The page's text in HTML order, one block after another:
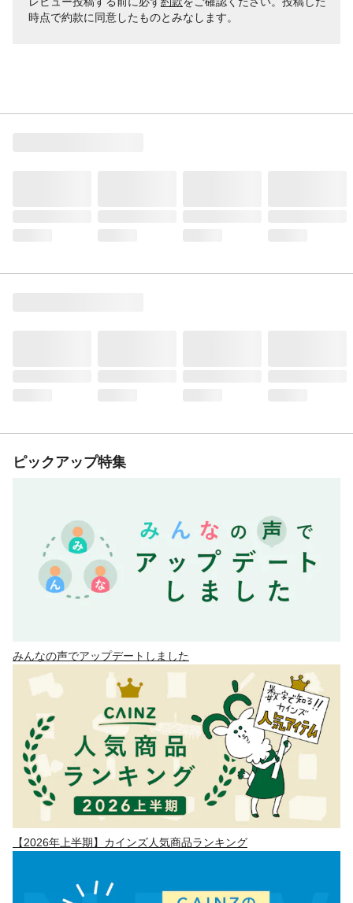
時点で約款に同意したものとみなします。
ピックアップ特集
みんなの声でアップデートしました
【2026年上半期】カインズ人気商品ランキング